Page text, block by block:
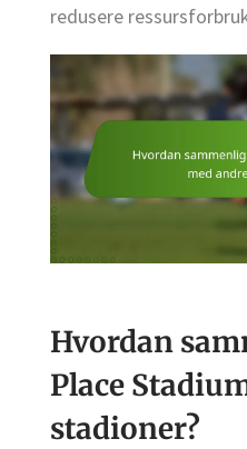
redusere
Hvordan
Place
stadioner?